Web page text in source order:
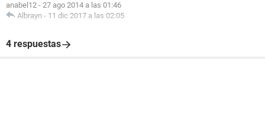
anabel12 - 27 ago 2014 a las 01:46
Albrayn - 11 dic 2017 a las 02:05
4 respuestas